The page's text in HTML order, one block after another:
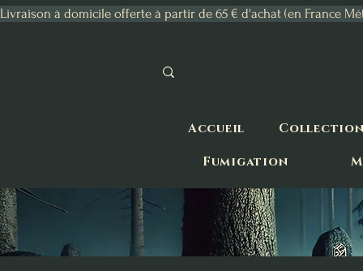
Livraison à domicile offerte à partir de 65 € d'achat (en France
Accueil
Collection
Fumigation